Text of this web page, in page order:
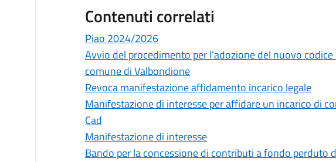
Contenuti correlati
Piao 2024/2026
Avvio del procedimento per l’adozione del nuovo
comune di Valbondione
Revoca manifestazione affidamento incarico legale
Manifestazione di interesse per affidare un incarico di
Cad
Manifestazione di interesse
Bando per la concessione di contributi a fondo perduto